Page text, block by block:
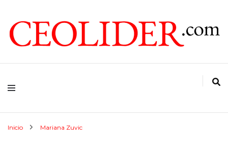
CEOLIDER.COM
Inicio Mariana Zuvic